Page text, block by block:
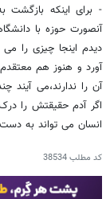
- برای اینکه بازگشت
آنصورت حوزه با
دیدم اینجا چیزی را
آورد و هنوز هم
آن را ندارند،می
اگر آدم حقیقتش را
انسان می تواند به
کد مطلب38534